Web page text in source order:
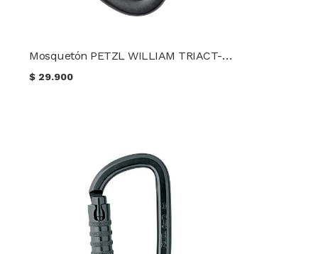
Mosquetón PETZL WILLIAM TRIACT-LOCK PETZL Línea táctica
$ 29.900